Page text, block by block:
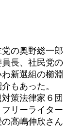
の奥野総一郎
長、社民党の
新選組の櫛淵
もあった。
策法律家６団
リーライター
高嶋伸欣さん